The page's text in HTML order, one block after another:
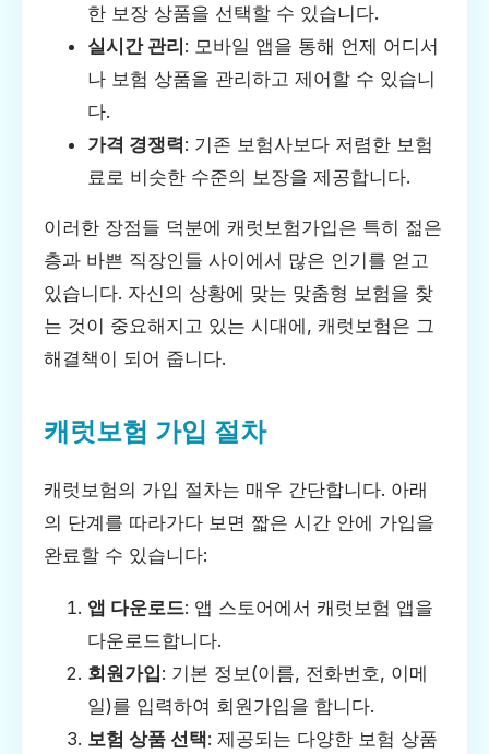
한 보장 상품을 선택할 수 있습니다.
실시간 관리: 모바일 앱을 통해 언제 어디서
나 보험 상품을 관리하고 제어할 수 있습니
다.
가격 경쟁력: 기존 보험사보다 저렴한 보험
료로 비슷한 수준의 보장을 제공합니다.
이러한 장점들 덕분에 캐럿보험가입은 특히 젊은
층과 바쁜 직장인들 사이에서 많은 인기를 얻고
있습니다. 자신의 상황에 맞는 맞춤형 보험을 찾
는 것이 중요해지고 있는 시대에, 캐럿보험은 그
해결책이 되어 줍니다.
캐럿보험 가입 절차
캐럿보험의 가입 절차는 매우 간단합니다. 아래
의 단계를 따라가다 보면 짧은 시간 안에 가입을
완료할 수 있습니다:
앱 다운로드: 앱 스토어에서 캐럿보험 앱을
다운로드합니다.
회원가입: 기본 정보(이름, 전화번호, 이메
일)를 입력하여 회원가입을 합니다.
보험 상품 선택: 제공되는 다양한 보험 상품